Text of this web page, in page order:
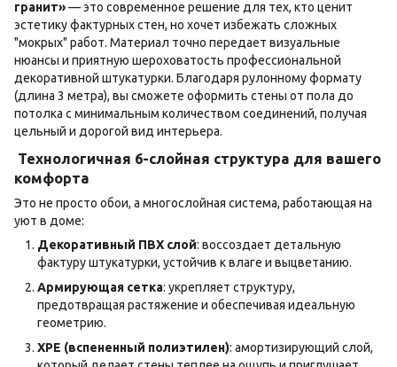
гранит»— это современное решение для тех, кто ценит
эстетику фактурных стен, но хочет избежать сложных
"мокрых" работ. Материал точно передает визуальные
нюансы и приятную шероховатость профессиональной
декоративной штукатурки. Благодаря рулонному формату
(длина 3 метра), вы сможете оформить стены от пола до
потолка с минимальным количеством соединений, получая
цельный и дорогой вид интерьера.
Технологичная 6-слойная структура для вашего
комфорта
Это не просто обои, а многослойная система, работающая на
уют в доме:
Декоративный ПВХ слой: воссоздает детальную
фактуру штукатурки, устойчив к влаге и выцветанию.
Армирующая сетка: укрепляет структуру,
предотвращая растяжение и обеспечивая идеальную
геометрию.
ХРЕ (вспененный полиэтилен): амортизирующий слой,